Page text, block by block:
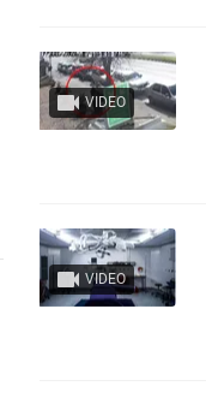
VIDEO
VIDEO